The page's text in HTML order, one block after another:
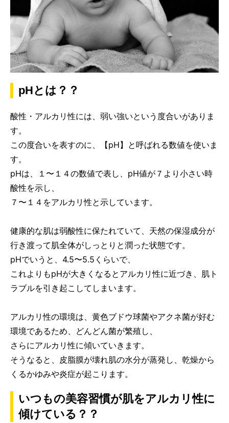
pHとは？？
酸性・アルカリ性には、弱い強いという度合いがありま
す。
この度合いを表すのに、【pH】と呼ばれる数値を使いま
す。
pHは、１〜１４の数値で表し、pH値が７より小さい時
酸性を示し、
７〜１４をアルカリ性と示しています。
健康的な肌は弱酸性に保たれていて、天然の保湿成分が
行き渡って肌全体がしっとりと潤った状態です。
pHでいうと、4.5〜5.5くらいで、
これよりもpHが大きくなるとアルカリ性に近づき、肌ト
ラブルを引き起こしてしまいます。
アルカリ性の環境は、黄色ブドウ球菌やアクネ菌が好む
環境であるため、どんどん菌が繁殖し、
さらにアルカリ性に傾いていきます。
そうなると、皮脂膜が壊れ肌の水分が蒸発し、乾燥から
くるかゆみや炎症が起こります。
いつもの美容習慣が肌をアルカリ性に
傾けている？？